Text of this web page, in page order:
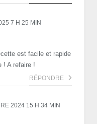
7 H 25 MIN
est facile et rapide
A refaire !
RÉPONDRE
2024 15 H 34 MIN